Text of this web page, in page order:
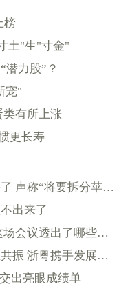
榜
土"生"寸金"
潜力股”？
宠"
类有所上涨
更长寿
继欧盟后美国也对苹果公司出手了 声称“将要拆分苹果公司”
出来了
事关工薪和重点人群住房 宁波这场会议透出了哪些信号
携手并进谋新局丨优势互补产业共振 浙粤携手发展新质生产力
出亮眼成绩单